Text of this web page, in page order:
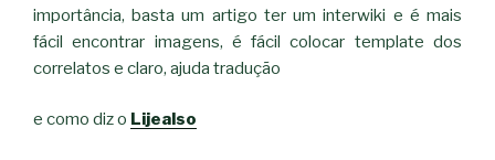
importância, basta um artigo ter um interwiki e é mais
fácil encontrar imagens, é fácil colocar template dos
correlatos e claro, ajuda tradução
e como diz o Lijealso